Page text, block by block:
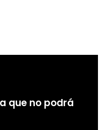
que no podrá